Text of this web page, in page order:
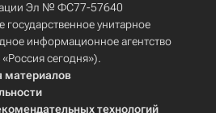
Эл № ФС77-57640
унитарное
информационное агентство
сегодня»).
материалов
технологий